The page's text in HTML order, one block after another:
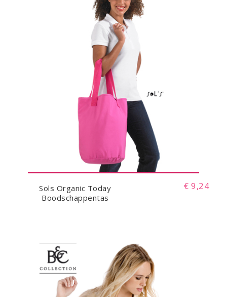
Sols Organic Today
Boodschappentas
€ 9,24